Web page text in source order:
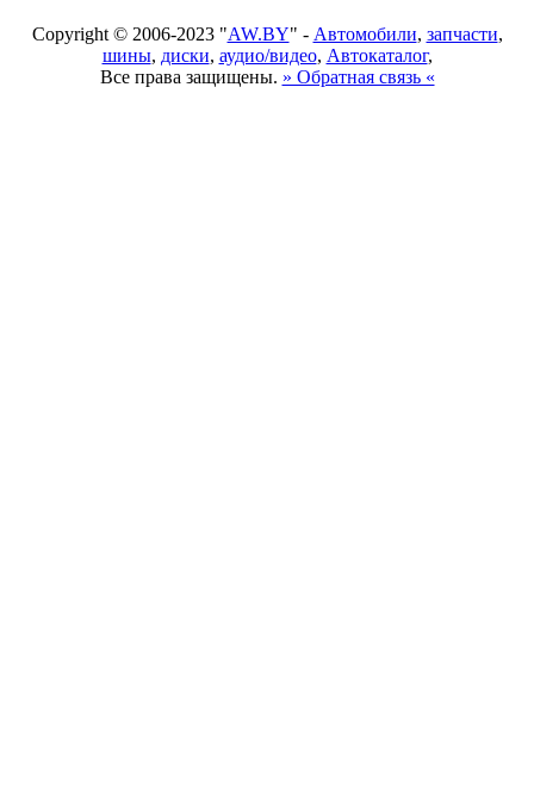
Copyright © 2006-2023 "AW.BY" - Автомобили, запчасти,
шины, диски, аудио/видео, Автокаталог,
Все права защищены. » Обратная связь «